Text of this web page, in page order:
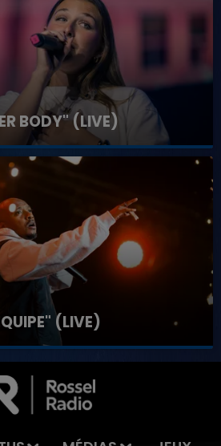
BODY" (LIVE)
(LIVE)